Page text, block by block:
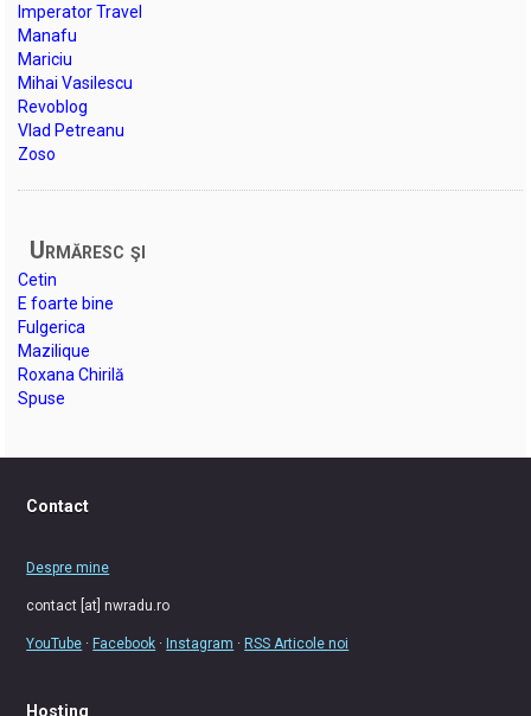
Imperator Travel
Manafu
Mariciu
Mihai Vasilescu
Revoblog
Vlad Petreanu
Zoso
Urmăresc şi
Cetin
E foarte bine
Fulgerica
Mazilique
Roxana Chirilă
Spuse
Contact
Despre mine
contact [at] nwradu.ro
YouTube ·Facebook ·Instagram ·RSS Articole noi
Hosting